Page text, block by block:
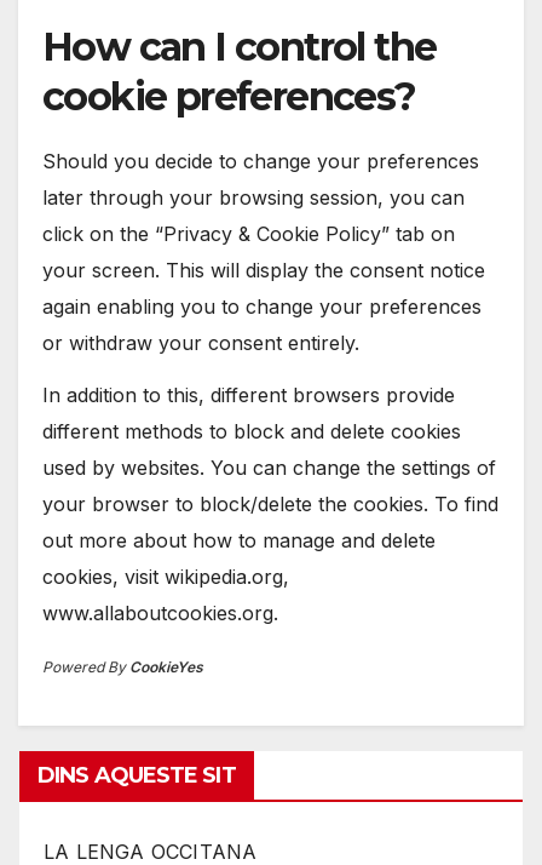
How can I control the
cookie preferences?
Should you decide to change your preferences
later through your browsing session, you can
click on the “Privacy & Cookie Policy” tab on
your screen. This will display the consent notice
again enabling you to change your preferences
or withdraw your consent entirely.
In addition to this, different browsers provide
different methods to block and delete cookies
used by websites. You can change the settings of
your browser to block/delete the cookies. To find
out more about how to manage and delete
cookies, visit wikipedia.org,
www.allaboutcookies.org.
Powered By CookieYes
DINS AQUESTE SIT
LA LENGA OCCITANA